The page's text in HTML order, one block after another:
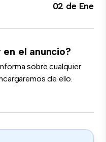
02 de Ene
el anuncio?
sobre cualquier
de ello.